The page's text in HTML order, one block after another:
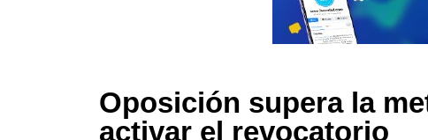
Oposición supera la
activar el revocatorio